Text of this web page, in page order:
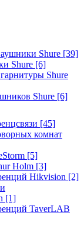
Shure [39]
Shure [6]
Shure
Shure [6]
[45]
комнат
[5]
Holm [3]
Hikvision [2]
[1]
TaverLAB